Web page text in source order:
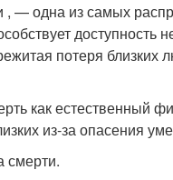
, — одна из самых
доступность
потеря
как естественный
из-за опасения
смерти.